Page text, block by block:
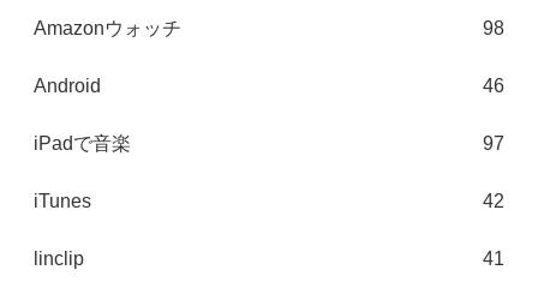
Amazonウォッチ 98
Android 46
iPadで音楽 97
iTunes 42
linclip 41